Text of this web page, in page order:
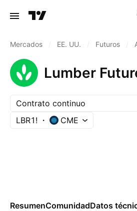
Mercados EE. UU. Futuros
Lumber
Contrato continuo
LBR1!
CME
ResumenComunidadDatos